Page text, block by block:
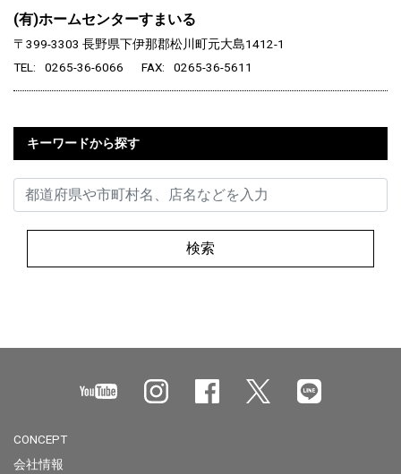
(有)ホームセンターすまいる
〒399-3303 長野県下伊那郡松川町元大島1412-1
TEL
0265-36-6066 FAX 0265-36-5611
キーワードから探す
検索
CONCEPT
会社情報